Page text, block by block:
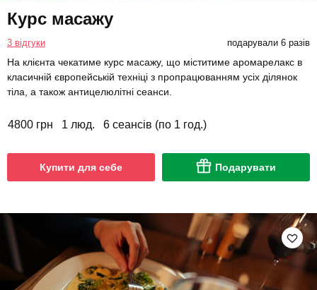
Курс масажу
3 відгуки подарували 6 разів
На клієнта чекатиме курс масажу, що міститиме аромарелакс в
класичній європейській техніці з пропрацюванням усіх ділянок
тіла, а також антицелюлітні сеанси.
4800 грн 1 люд. 6 сеансів (по 1 год.)
Купити для себе Подарувати